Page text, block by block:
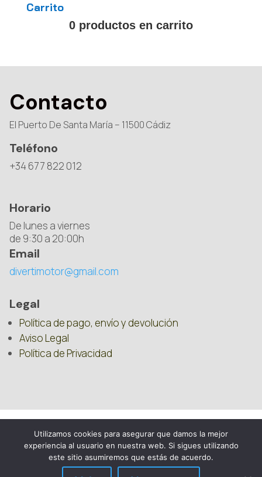
Carrito
0 productos en carrito
Contacto
El Puerto De Santa María – 11500 Cádiz
Teléfono
+34 677 822 012
Horario
De lunes a viernes
de 9:30 a 20:00h
Email
divertimotor@gmail.com
Legal
Política de pago, envío y devolución
Aviso Legal
Política de Privacidad
Utilizamos cookies para asegurar que damos la mejor
experiencia al usuario en nuestra web. Si sigues utilizando
este sitio asumiremos que estás de acuerdo.